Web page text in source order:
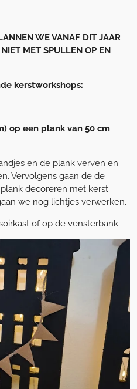
WE VANAF DIT JAAR
MET SPULLEN OP EN
kerstworkshops:
op een plank van 50 cm
en de plank verven en
Vervolgens gaan de de
decoreren met kerst
we nog lichtjes verwerken.
of op de vensterbank.